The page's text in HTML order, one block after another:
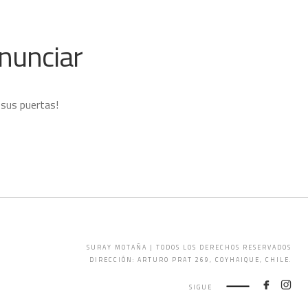
puertas!
SURAY MOTAÑA | TODOS LOS DERECHOS RESERVADOS
DIRECCIÓN: ARTURO PRAT 269, COYHAIQUE, CHILE.
SIGUE